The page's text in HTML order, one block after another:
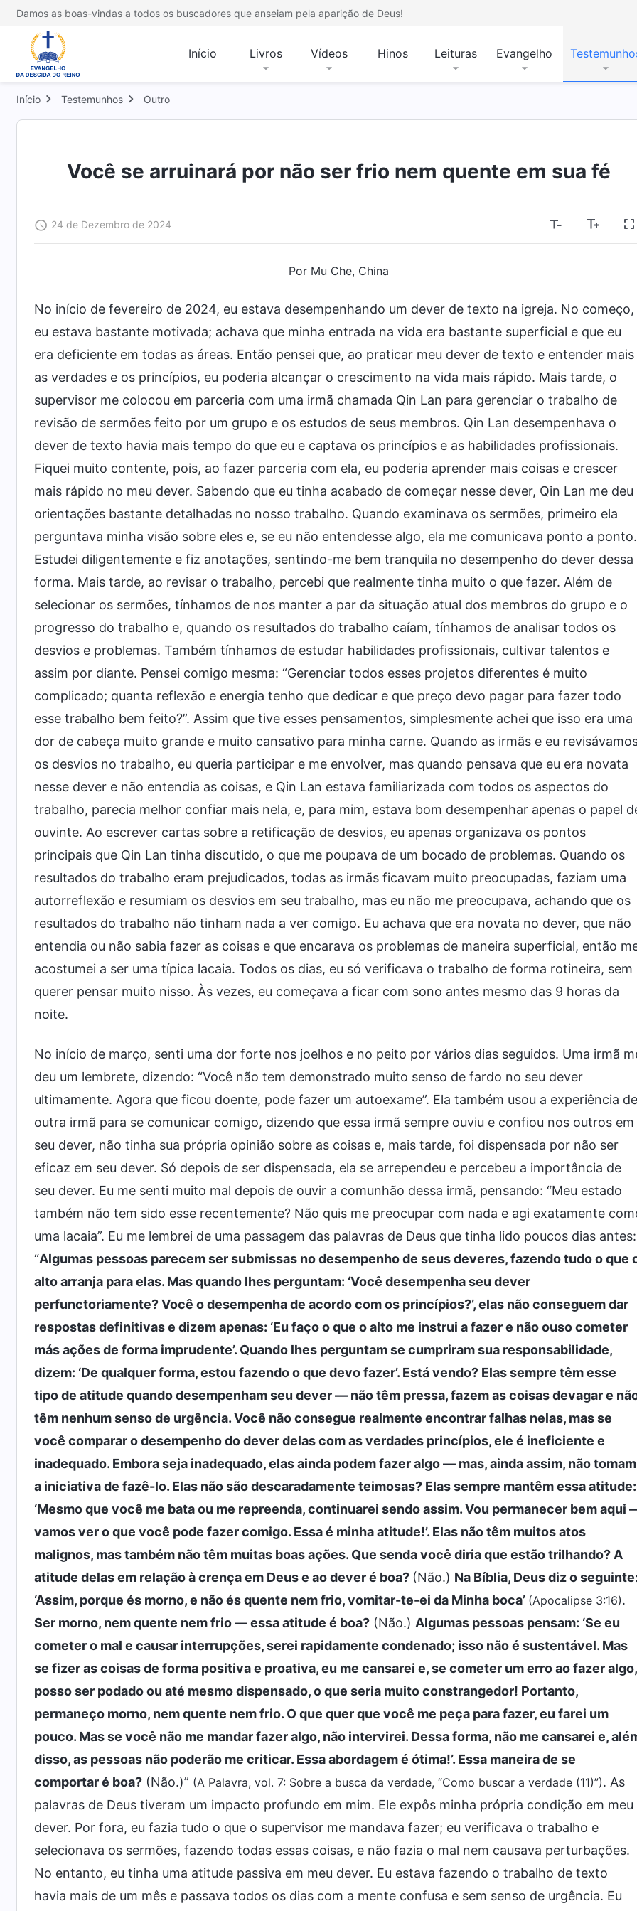
Damos as boas-vindas a todos os buscadores que anseiam pela aparição de Deus!
Início Livros Vídeos Hinos Leituras Evangelho
Início Testemunhos Outro
Você se arruinará por não ser frio nem quente em sua fé
24 de Dezembro de 2024
Por Mu Che, China
No início de fevereiro de 2024, eu estava desempenhando um dever de texto na igreja. No começo,
eu estava bastante motivada; achava que minha entrada na vida era bastante superficial e que eu
era deficiente em todas as áreas. Então pensei que, ao praticar meu dever de texto e entender mais
as verdades e os princípios, eu poderia alcançar o crescimento na vida mais rápido. Mais tarde, o
supervisor me colocou em parceria com uma irmã chamada Qin Lan para gerenciar o trabalho de
revisão de sermões feito por um grupo e os estudos de seus membros. Qin Lan desempenhava o
dever de texto havia mais tempo do que eu e captava os princípios e as habilidades profissionais.
Fiquei muito contente, pois, ao fazer parceria com ela, eu poderia aprender mais coisas e crescer
mais rápido no meu dever. Sabendo que eu tinha acabado de começar nesse dever, Qin Lan me deu
orientações bastante detalhadas no nosso trabalho. Quando examinava os sermões, primeiro ela
perguntava minha visão sobre eles e, se eu não entendesse algo, ela me comunicava ponto a ponto.
Estudei diligentemente e fiz anotações, sentindo-me bem tranquila no desempenho do dever dessa
forma. Mais tarde, ao revisar o trabalho, percebi que realmente tinha muito o que fazer. Além de
selecionar os sermões, tínhamos de nos manter a par da situação atual dos membros do grupo e o
progresso do trabalho e, quando os resultados do trabalho caíam, tínhamos de analisar todos os
desvios e problemas. Também tínhamos de estudar habilidades profissionais, cultivar talentos e
assim por diante. Pensei comigo mesma: “Gerenciar todos esses projetos diferentes é muito
complicado; quanta reflexão e energia tenho que dedicar e que preço devo pagar para fazer todo
esse trabalho bem feito?”. Assim que tive esses pensamentos, simplesmente achei que isso era uma
dor de cabeça muito grande e muito cansativo para minha carne. Quando as irmãs e eu
os desvios no trabalho, eu queria participar e me envolver, mas quando pensava que eu era novata
nesse dever e não entendia as coisas, e Qin Lan estava familiarizada com todos os aspectos do
trabalho, parecia melhor confiar mais nela, e, para mim, estava bom desempenhar apenas o papel
ouvinte. Ao escrever cartas sobre a retificação de desvios, eu apenas organizava os pontos
principais que Qin Lan tinha discutido, o que me poupava de um bocado de problemas. Quando os
resultados do trabalho eram prejudicados, todas as irmãs ficavam muito preocupadas, faziam uma
autorreflexão e resumiam os desvios em seu trabalho, mas eu não me preocupava, achando que os
resultados do trabalho não tinham nada a ver comigo. Eu achava que era novata no dever, que não
entendia ou não sabia fazer as coisas e que encarava os problemas de maneira superficial, então
acostumei a ser uma típica lacaia. Todos os dias, eu só verificava o trabalho de forma rotineira, sem
querer pensar muito nisso. Às vezes, eu começava a ficar com sono antes mesmo das 9 horas da
noite.
No início de março, senti uma dor forte nos joelhos e no peito por vários dias seguidos. Uma irmã
deu um lembrete, dizendo: “Você não tem demonstrado muito senso de fardo no seu dever
ultimamente. Agora que ficou doente, pode fazer um autoexame”. Ela também usou a experiência de
outra irmã para se comunicar comigo, dizendo que essa irmã sempre ouviu e confiou nos outros em
seu dever, não tinha sua própria opinião sobre as coisas e, mais tarde, foi dispensada por não ser
eficaz em seu dever. Só depois de ser dispensada, ela se arrependeu e percebeu a importância de
seu dever. Eu me senti muito mal depois de ouvir a comunhão dessa irmã, pensando: “Meu estado
também não tem sido esse recentemente? Não quis me preocupar com nada e agi exatamente
uma lacaia”. Eu me lembrei de uma passagem das palavras de Deus que tinha lido poucos dias antes:
“Algumas pessoas parecem ser submissas no desempenho de seus deveres, fazendo tudo o que
alto arranja para elas. Mas quando lhes perguntam: ‘Você desempenha seu dever
perfunctoriamente? Você o desempenha de acordo com os princípios?’, elas não conseguem dar
respostas definitivas e dizem apenas: ‘Eu faço o que o alto me instrui a fazer e não ouso cometer
más ações de forma imprudente’. Quando lhes perguntam se cumpriram sua responsabilidade,
dizem: ‘De qualquer forma, estou fazendo o que devo fazer’. Está vendo? Elas sempre têm esse
tipo de atitude quando desempenham seu dever — não têm pressa, fazem as coisas devagar e
têm nenhum senso de urgência. Você não consegue realmente encontrar falhas nelas, mas se
você comparar o desempenho do dever delas com as verdades princípios, ele é ineficiente e
inadequado. Embora seja inadequado, elas ainda podem fazer algo — mas, ainda assim, não tomam
a iniciativa de fazê-lo. Elas não são descaradamente teimosas? Elas sempre mantêm essa atitude:
‘Mesmo que você me bata ou me repreenda, continuarei sendo assim. Vou permanecer bem aqui
vamos ver o que você pode fazer comigo. Essa é minha atitude!’. Elas não têm muitos atos
malignos, mas também não têm muitas boas ações. Que senda você diria que estão trilhando? A
atitude delas em relação à crença em Deus e ao dever é boa? (Não.) Na Bíblia, Deus diz o
‘Assim, porque és morno, e não és quente nem frio, vomitar-te-ei da Minha boca’ (Apocalipse 3:16).
Ser morno, nem quente nem frio — essa atitude é boa? (Não.) Algumas pessoas pensam: ‘Se eu
cometer o mal e causar interrupções, serei rapidamente condenado; isso não é sustentável. Mas
se fizer as coisas de forma positiva e proativa, eu me cansarei e, se cometer um erro ao fazer algo,
posso ser podado ou até mesmo dispensado, o que seria muito constrangedor! Portanto,
permaneço morno, nem quente nem frio. O que quer que você me peça para fazer, eu farei um
pouco. Mas se você não me mandar fazer algo, não intervirei. Dessa forma, não me cansarei e,
disso, as pessoas não poderão me criticar. Essa abordagem é ótima!’. Essa maneira de se
comportar é boa? (Não.)” (A Palavra, vol. 7: Sobre a busca da verdade, “Como buscar a verdade (11)”). As
palavras de Deus tiveram um impacto profundo em mim. Ele expôs minha própria condição em meu
dever. Por fora, eu fazia tudo o que o supervisor me mandava fazer; eu verificava o trabalho e
selecionava os sermões, fazendo todas essas coisas, e não fazia o mal nem causava perturbações.
No entanto, eu tinha uma atitude passiva em meu dever. Eu estava fazendo o trabalho de texto
havia mais de um mês e passava todos os dias com a mente confusa e sem senso de urgência. Eu